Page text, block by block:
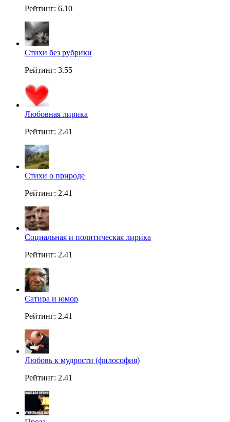
Рейтинг: 6.10
Стихи без рубрики
Рейтинг: 3.55
Любовная лирика
Рейтинг: 2.41
Стихи о природе
Рейтинг: 2.41
Социальная и политическая лирика
Рейтинг: 2.41
Сатира и юмор
Рейтинг: 2.41
Любовь к мудрости (философия)
Рейтинг: 2.41